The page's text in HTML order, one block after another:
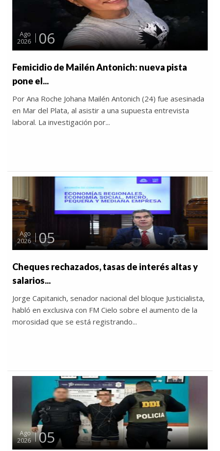
Ago
2026
06
Femicidio de Mailén Antonich: nueva pista
pone el...
Por Ana Roche Johana Mailén Antonich (24) fue asesinada
en Mar del Plata, al asistir a una supuesta entrevista
laboral. La investigación por...
Ago
2026
05
Cheques rechazados, tasas de interés altas y
salarios...
Jorge Capitanich, senador nacional del bloque Justicialista,
habló en exclusiva con FM Cielo sobre el aumento de la
morosidad que se está registrando...
Ago
2026
05